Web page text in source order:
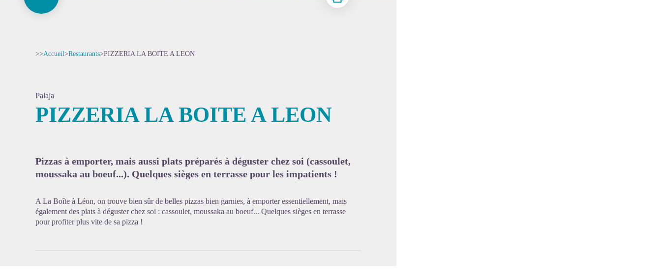
>>Accueil>Restaurants>PIZZERIA LA BOITE A LEON
Palaja
PIZZERIA LA BOITE A LEON
Pizzas à emporter, mais aussi plats préparés à déguster chez soi (cassoulet,
moussaka au boeuf...). Quelques sièges en terrasse pour les impatients !
A La Boîte à Léon, on trouve bien sûr de belles pizzas bien garnies, à emporter essentiellement, mais
également des plats à déguster chez soi : cassoulet, moussaka au boeuf... Quelques sièges en terrasse
pour profiter plus vite de sa pizza !